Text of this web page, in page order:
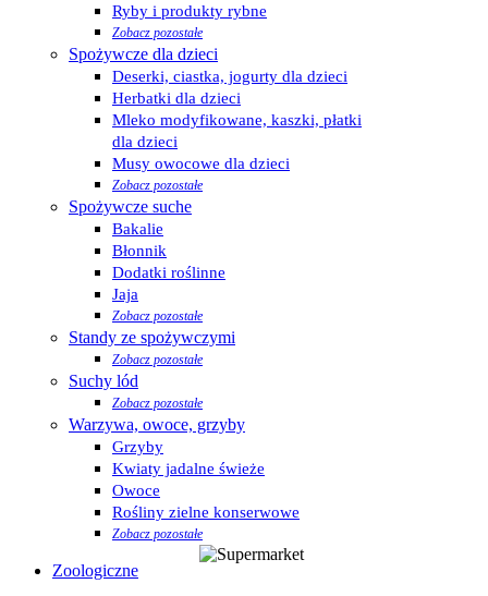
Ryby i produkty rybne
Zobacz pozostałe
Spożywcze dla dzieci
Deserki, ciastka, jogurty dla dzieci
Herbatki dla dzieci
Mleko modyfikowane, kaszki, płatki
dla dzieci
Musy owocowe dla dzieci
Zobacz pozostałe
Spożywcze suche
Bakalie
Błonnik
Dodatki roślinne
Jaja
Zobacz pozostałe
Standy ze spożywczymi
Zobacz pozostałe
Suchy lód
Zobacz pozostałe
Warzywa, owoce, grzyby
Grzyby
Kwiaty jadalne świeże
Owoce
Rośliny zielne konserwowe
Zobacz pozostałe
Zoologiczne